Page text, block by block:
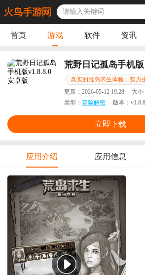
首页 游戏 软件 资讯
荒野日记孤岛手机版
真实的荒岛求生体验，努力
更新： 2026-05-12 19:28 大小
类型： 冒险解密 版本：
立即下载
应用介绍 应用信息